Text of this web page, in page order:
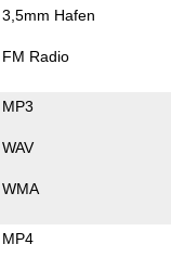
3,5mm Hafen
FM Radio
MP3
WAV
WMA
MP4